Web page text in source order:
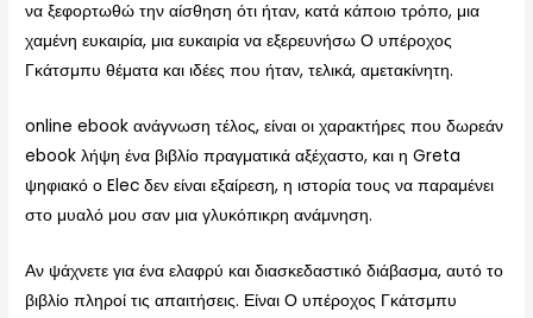
να ξεφορτωθώ την αίσθηση ότι ήταν, κατά κάποιο τρόπο, μια
χαμένη ευκαιρία, μια ευκαιρία να εξερευνήσω Ο υπέροχος
Γκάτσμπυ θέματα και ιδέες που ήταν, τελικά, αμετακίνητη.
online ebook ανάγνωση τέλος, είναι οι χαρακτήρες που δωρεάν
ebook λήψη ένα βιβλίο πραγματικά αξέχαστο, και η Greta
ψηφιακό ο Elec δεν είναι εξαίρεση, η ιστορία τους να παραμένει
στο μυαλό μου σαν μια γλυκόπικρη ανάμνηση.
Αν ψάχνετε για ένα ελαφρύ και διασκεδαστικό διάβασμα, αυτό το
βιβλίο πληροί τις απαιτήσεις. Είναι Ο υπέροχος Γκάτσμπυ